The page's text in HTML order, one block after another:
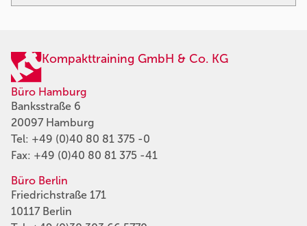
Kompakttraining GmbH & Co. KG
Büro Hamburg
Banksstraße 6
20097 Hamburg
Tel: +49 (0)40 80 81 375 -0
Fax: +49 (0)40 80 81 375 -41
Büro Berlin
Friedrichstraße 171
10117 Berlin